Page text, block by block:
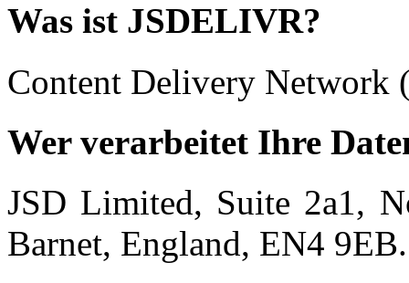
Was ist JSDELIVR?
Content Delivery Network
Wer verarbeitet Ihre
JSD Limited, Suite 2a1,
Barnet, England, EN4 9EB.